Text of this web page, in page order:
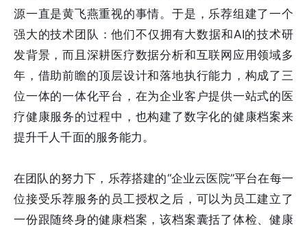
源一直是黄飞燕重视的事情。于是，乐荐组建了一个
强大的技术团队：他们不仅拥有大数据和AI的技术研
发背景，而且深耕医疗数据分析和互联网应用领域多
年，借助前瞻的顶层设计和落地执行能力，构成了三
位一体的一体化平台，在为企业客户提供一站式的医
疗健康服务的过程中，也构建了数字化的健康档案来
提升千人千面的服务能力。
在团队的努力下，乐荐搭建的“企业云医院”平台在每一
位接受乐荐服务的员工授权之后，可以为员工建立了
一份跟随终身的健康档案，该档案囊括了体检、健康